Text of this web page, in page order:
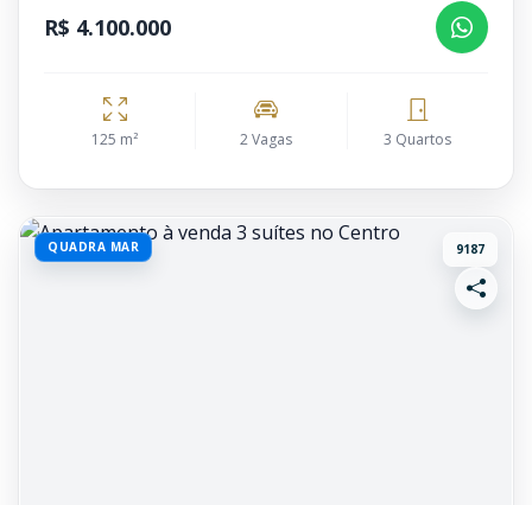
R$ 4.100.000
125 m² 2 Vagas 3 Quartos
QUADRA MAR 9187